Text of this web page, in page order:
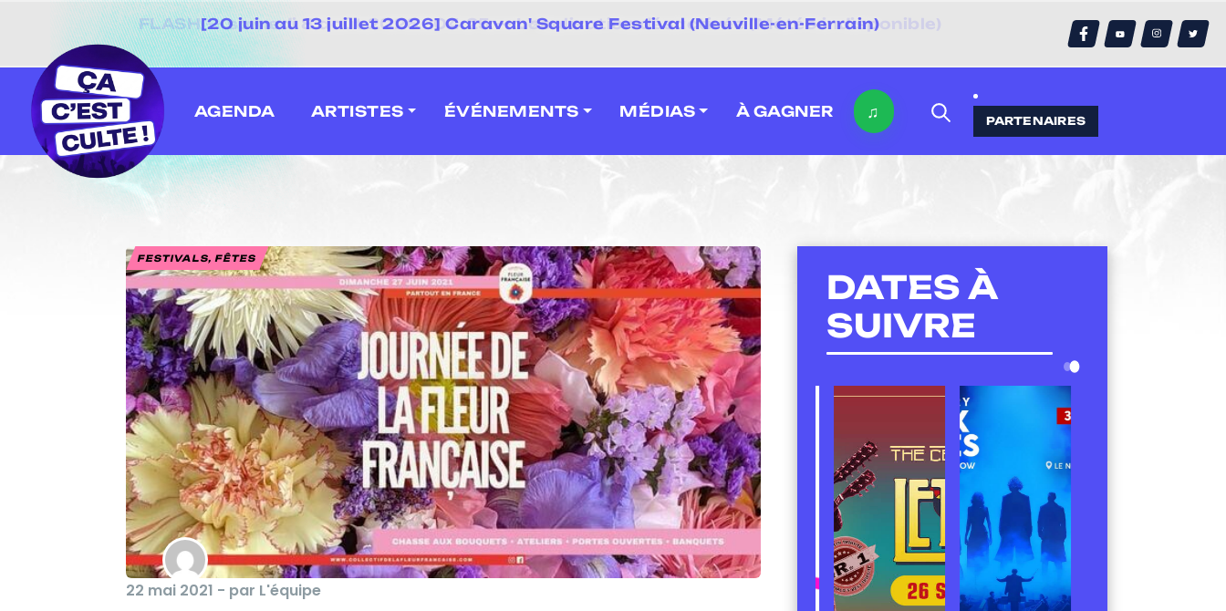
[20 juin au 13 juillet 2026] Caravan' Square Festival (Neuville-en-Ferrain)
AGENDA ARTISTES ÉVÉNEMENTS MÉDIAS À GAGNER ♫ PARTENAIRES
FESTIVALS, FÊTES
22 mai 2021 - par L'équipe
DATES À
SUIVRE